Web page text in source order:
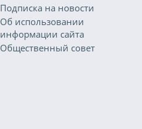
Подписка на новости
Об использовании
информации сайта
Общественный совет